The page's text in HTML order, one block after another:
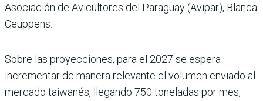
Asociación de Avicultores del Paraguay (Avipar), Blanca
Ceuppens.
Sobre las proyecciones, para el 2027 se espera
incrementar de manera relevante el volumen enviado al
mercado taiwanés, llegando 750 toneladas por mes,